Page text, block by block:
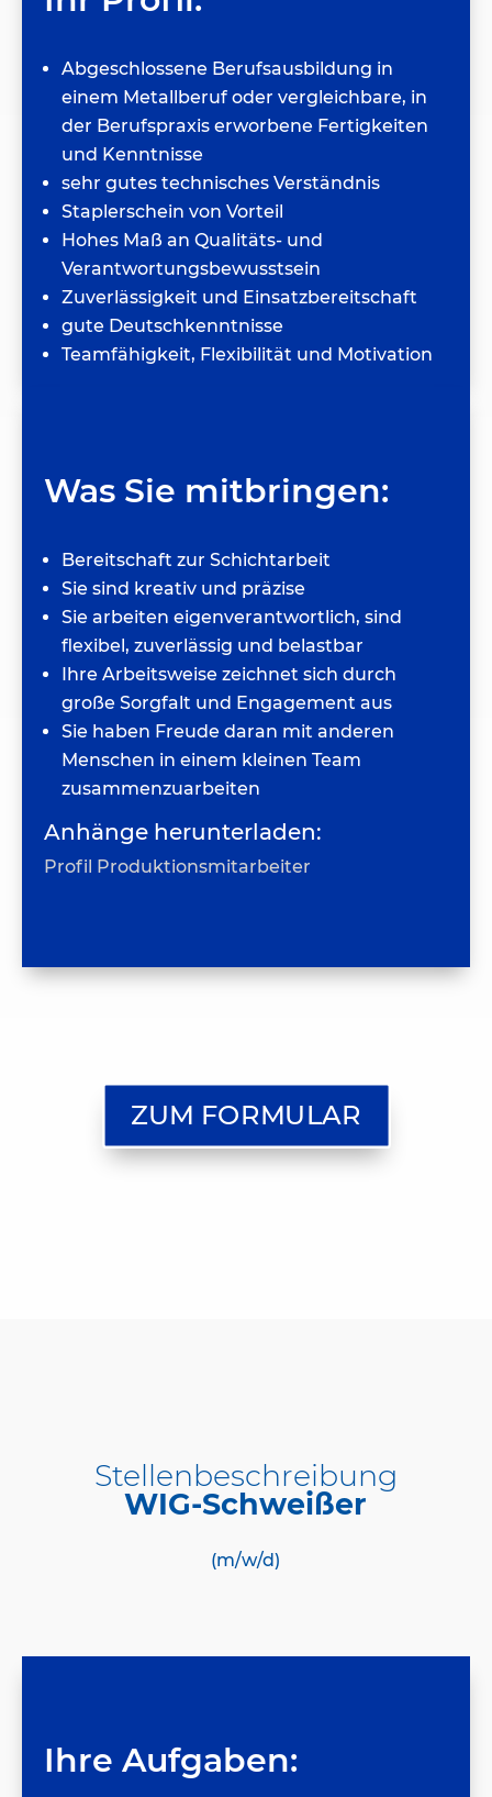
Abgeschlossene Berufsausbildung in
einem Metallberuf oder vergleichbare, in
der Berufspraxis erworbene Fertigkeiten
und Kenntnisse
sehr gutes technisches Verständnis
Staplerschein von Vorteil
Hohes Maß an Qualitäts- und
Verantwortungsbewusstsein
Zuverlässigkeit und Einsatzbereitschaft
gute Deutschkenntnisse
Teamfähigkeit, Flexibilität und Motivation
Was Sie mitbringen:
Bereitschaft zur Schichtarbeit
Sie sind kreativ und präzise
Sie arbeiten eigenverantwortlich, sind
flexibel, zuverlässig und belastbar
Ihre Arbeitsweise zeichnet sich durch
große Sorgfalt und Engagement aus
Sie haben Freude daran mit anderen
Menschen in einem kleinen Team
zusammenzuarbeiten
Anhänge herunterladen:
Profil Produktionsmitarbeiter
ZUM FORMULAR
Stellenbeschreibung
WIG-Schweißer
(m/w/d)
Ihre Aufgaben: